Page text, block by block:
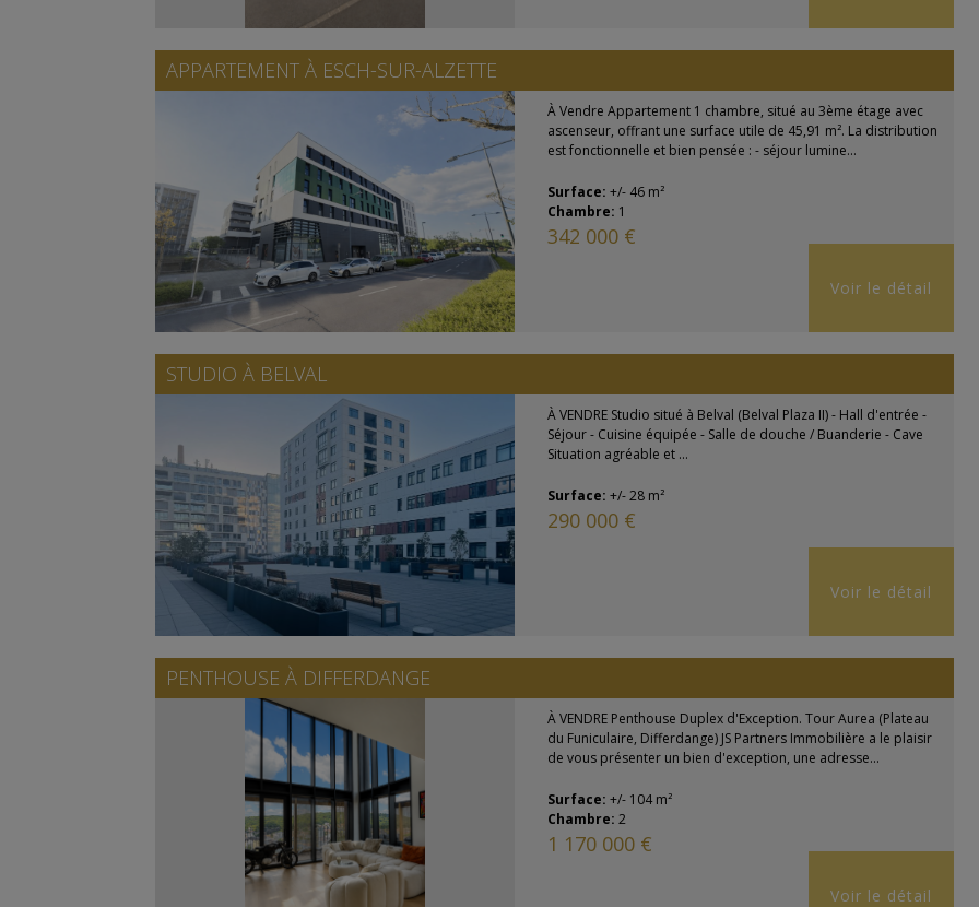
APPARTEMENT À ESCH-SUR-ALZETTE
À Vendre Appartement 1 chambre, situé au 3ème étage avec
ascenseur, offrant une surface utile de 45,91 m². La distribution
est fonctionnelle et bien pensée : - séjour lumine...
Surface: +/- 46 m²
Chambre: 1
342 000 €
Voir le détail
STUDIO À BELVAL
À VENDRE Studio situé à Belval (Belval Plaza II) - Hall d'entrée -
Séjour - Cuisine équipée - Salle de douche / Buanderie - Cave
Situation agréable et ...
Surface: +/- 28 m²
290 000 €
Voir le détail
PENTHOUSE À DIFFERDANGE
À VENDRE Penthouse Duplex d'Exception. Tour Aurea (Plateau
du Funiculaire, Differdange) JS Partners Immobilière a le plaisir
de vous présenter un bien d'exception, une adresse...
Surface: +/- 104 m²
Chambre: 2
1 170 000 €
Voir le détail